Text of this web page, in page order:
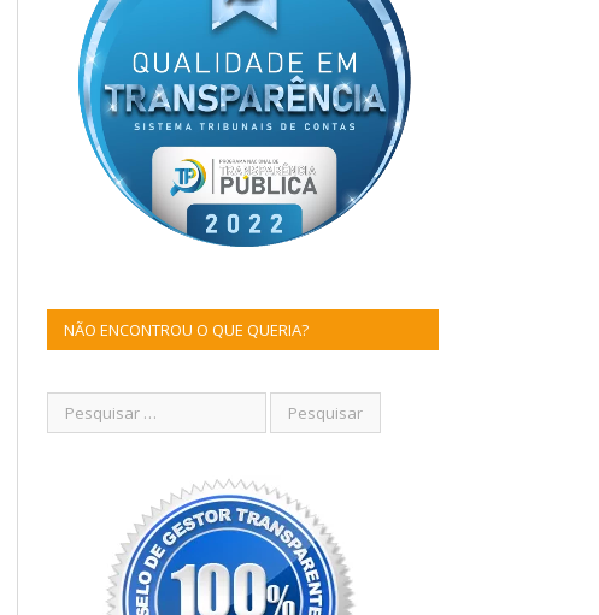
NÃO ENCONTROU O QUE QUERIA?